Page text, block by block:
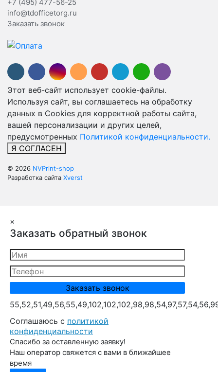
+7 (495) 477-56-25
info@tdofficetorg.ru
Заказать звонок
Этот веб-сайт использует cookie-файлы.
Используя сайт, вы соглашаетесь на обработку
данных в Cookies для корректной работы сайта,
вашей персонализации и других целей,
предусмотренных Политикой конфиденциальности.
Я СОГЛАСЕН
© 2026 NVPrint-shop
Разработка сайта Xverst
×
Заказать обратный звонок
Cоглашаюсь с политикой
конфиденциальности
Спасибо за оставленную заявку!
Наш оператор свяжется с вами в ближайшее
время